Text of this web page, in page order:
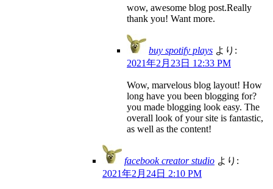
wow, awesome blog post.Really
thank you! Want more.
buy spotify plays より:
2021年2月23日 12:33 PM
Wow, marvelous blog layout! How
long have you been blogging for?
you made blogging look easy. The
overall look of your site is fantastic,
as well as the content!
facebook creator studio より:
2021年2月24日 2:10 PM